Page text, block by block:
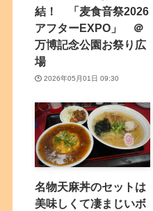
結！ 「麦食音祭2026
アフターEXPO」 ＠
万博記念公園お祭り広
場
2026年05月01日 09:30
名物天麻丼のセットは
美味しくて凄まじいボ